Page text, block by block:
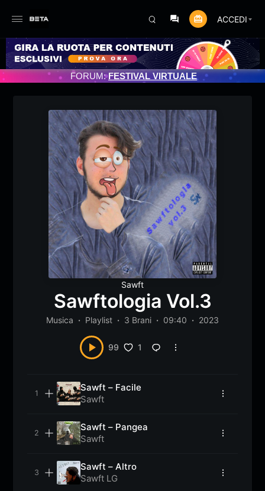
ACCEDI
PROGRAMMATO 3/07/2025
FORUM:FESTIVAL VIRTUALE
Sawft
Sawftologia Vol.3
Musica Playlist 3 Brani 09:40 2023
99 1
Sawft – Facile
Sawft
Sawft – Pangea
Sawft
Sawft – Altro
Sawft LG